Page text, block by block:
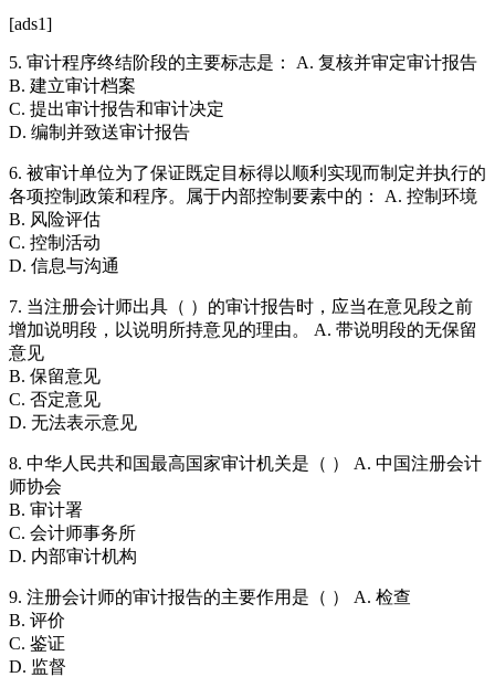
[ads1]
5. 审计程序终结阶段的主要标志是： A. 复核并审定审计报告
B. 建立审计档案
C. 提出审计报告和审计决定
D. 编制并致送审计报告
6. 被审计单位为了保证既定目标得以顺利实现而制定并执行的
各项控制政策和程序。属于内部控制要素中的： A. 控制环境
B. 风险评估
C. 控制活动
D. 信息与沟通
7. 当注册会计师出具（ ）的审计报告时，应当在意见段之前
增加说明段，以说明所持意见的理由。 A. 带说明段的无保留
意见
B. 保留意见
C. 否定意见
D. 无法表示意见
8. 中华人民共和国最高国家审计机关是（ ） A. 中国注册会计
师协会
B. 审计署
C. 会计师事务所
D. 内部审计机构
9. 注册会计师的审计报告的主要作用是（ ） A. 检查
B. 评价
C. 鉴证
D. 监督